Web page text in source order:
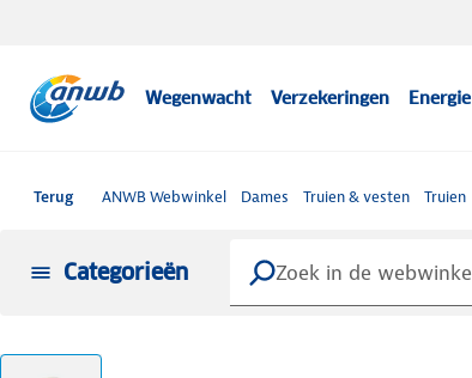
Wegenwacht Verzekeringen Energie
Terug ANWB Webwinkel Dames Truien & vesten Truien
Categorieën